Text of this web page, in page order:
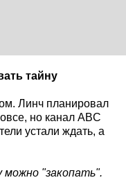
тайну
Линч планировал
но канал ABC
устали ждать, а
можно "закопать".